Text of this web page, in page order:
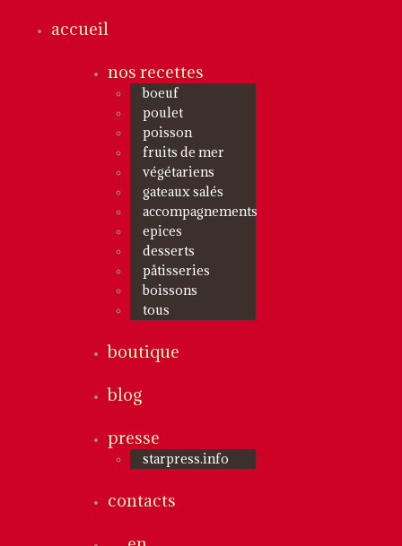
accueil
nos recettes
boeuf
poulet
poisson
fruits de mer
végétariens
gateaux salés
accompagnements
epices
desserts
pâtisseries
boissons
tous
boutique
blog
presse
starpress.info
contacts